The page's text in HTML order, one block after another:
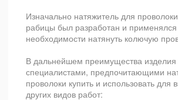
Изначально натяжитель для
рабицы был разработан и
необходимости натянуть колючую
В дальнейшем преимущества
специалистами, предпочитающими
проволоки купить и использовать для
других видов работ: